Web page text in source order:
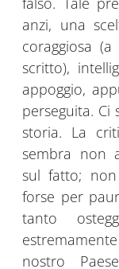
anzi, una
coraggiosa
scritto),
appoggio,
perseguita.
storia. La
sembra non
sul fatto;
forse per
tanto
nostro